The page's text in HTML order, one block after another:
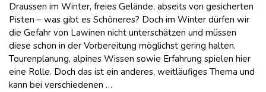
Draussen im Winter, freies Gelände, abseits von gesicherten
Pisten – was gibt es Schöneres? Doch im Winter dürfen wir
die Gefahr von Lawinen nicht unterschätzen und müssen
diese schon in der Vorbereitung möglichst gering halten.
Tourenplanung, alpines Wissen sowie Erfahrung spielen hier
eine Rolle. Doch das ist ein anderes, weitläufiges Thema und
kann bei verschiedenen …